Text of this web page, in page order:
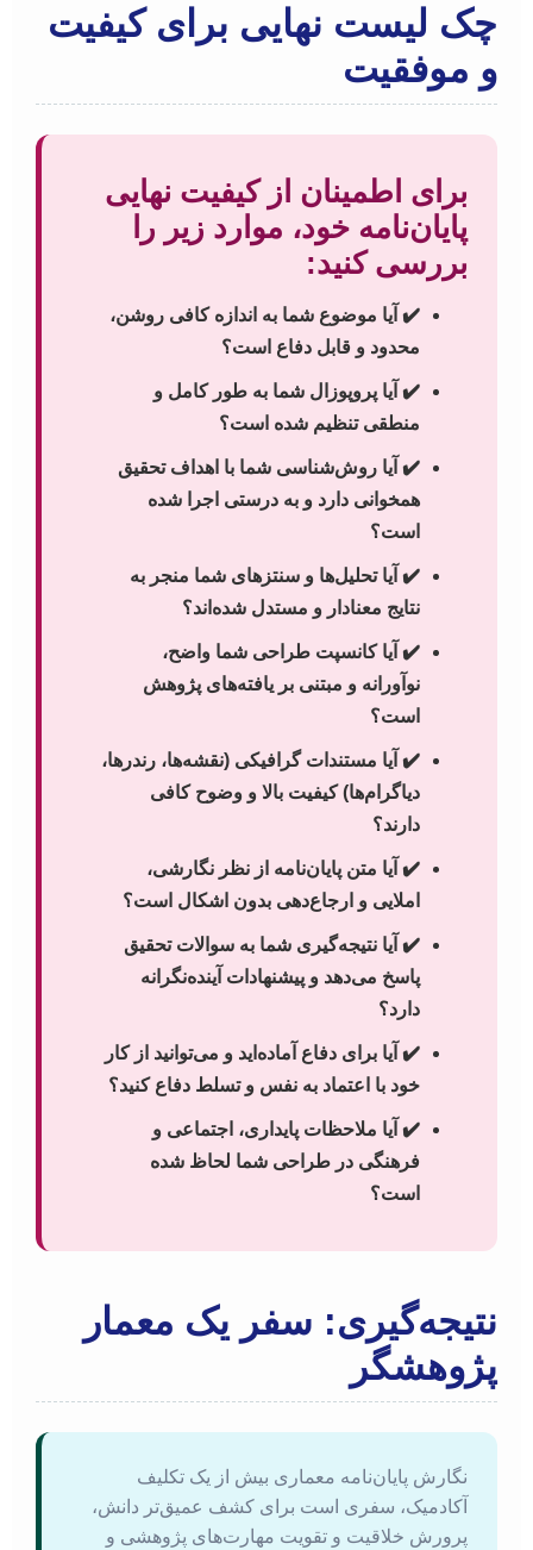
چک لیست نهایی برای کیفیت
و موفقیت
برای اطمینان از کیفیت نهایی
پایان‌نامه خود، موارد زیر را
بررسی کنید:
✔️ آیا موضوع شما به اندازه کافی روشن،
محدود و قابل دفاع است؟
✔️ آیا پروپوزال شما به طور کامل و
منطقی تنظیم شده است؟
✔️ آیا روش‌شناسی شما با اهداف تحقیق
همخوانی دارد و به درستی اجرا شده
است؟
✔️ آیا تحلیل‌ها و سنتزهای شما منجر به
نتایج معنادار و مستدل شده‌اند؟
✔️ آیا کانسپت طراحی شما واضح،
نوآورانه و مبتنی بر یافته‌های پژوهش
است؟
✔️ آیا مستندات گرافیکی (نقشه‌ها، رندرها،
دیاگرام‌ها) کیفیت بالا و وضوح کافی
دارند؟
✔️ آیا متن پایان‌نامه از نظر نگارشی،
املایی و ارجاع‌دهی بدون اشکال است؟
✔️ آیا نتیجه‌گیری شما به سوالات تحقیق
پاسخ می‌دهد و پیشنهادات آینده‌نگرانه
دارد؟
✔️ آیا برای دفاع آماده‌اید و می‌توانید از کار
خود با اعتماد به نفس و تسلط دفاع کنید؟
✔️ آیا ملاحظات پایداری، اجتماعی و
فرهنگی در طراحی شما لحاظ شده
است؟
نتیجه‌گیری: سفر یک معمار
پژوهشگر
نگارش پایان‌نامه معماری بیش از یک تکلیف
آکادمیک، سفری است برای کشف عمیق‌تر دانش،
پرورش خلاقیت و تقویت مهارت‌های پژوهشی و